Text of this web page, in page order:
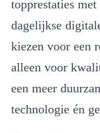
topprestaties
dagelijkse
kiezen voor een
alleen voor
een meer
technologie én